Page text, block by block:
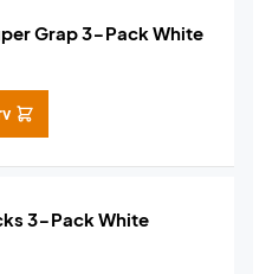
Grap 3-Pack White
3-Pack White